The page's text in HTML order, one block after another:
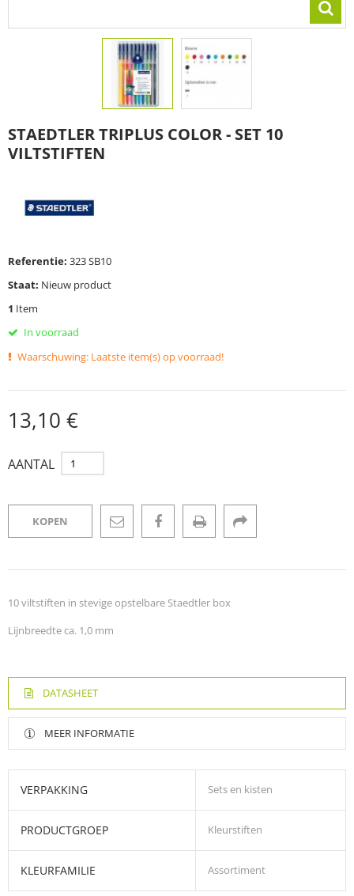
STAEDTLER TRIPLUS COLOR - SET 10
VILTSTIFTEN
Referentie: 323 SB10
Staat: Nieuw product
1 Item
In voorraad
Waarschuwing: Laatste item(s) op voorraad!
13,10 €
AANTAL
KOPEN
10 viltstiften in stevige opstelbare Staedtler box
Lijnbreedte ca. 1,0 mm
DATASHEET
MEER INFORMATIE
VERPAKKING Sets en kisten
PRODUCTGROEP Kleurstiften
KLEURFAMILIE Assortiment